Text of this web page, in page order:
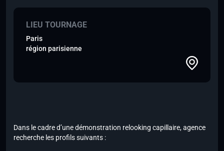
LIEU TOURNAGE
Paris
région parisienne
Dans le cadre d’une démonstration relooking capillaire, agence
recherche les profils suivants :